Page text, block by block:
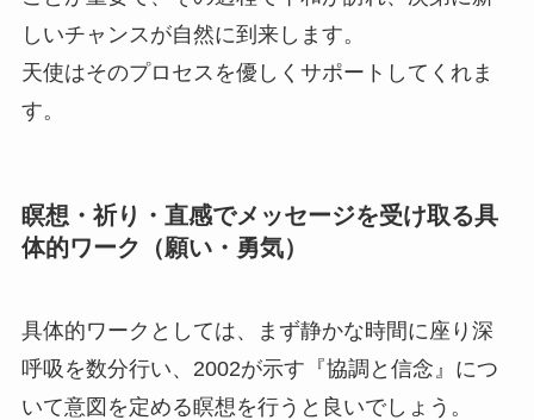
しいチャンスが自然に到来します。
天使はそのプロセスを優しくサポートしてくれま
す。
瞑想・祈り・直感でメッセージを受け取る具
体的ワーク（願い・勇気）
具体的ワークとしては、まず静かな時間に座り深
呼吸を数分行い、2002が示す『協調と信念』につ
いて意図を定める瞑想を行うと良いでしょう。